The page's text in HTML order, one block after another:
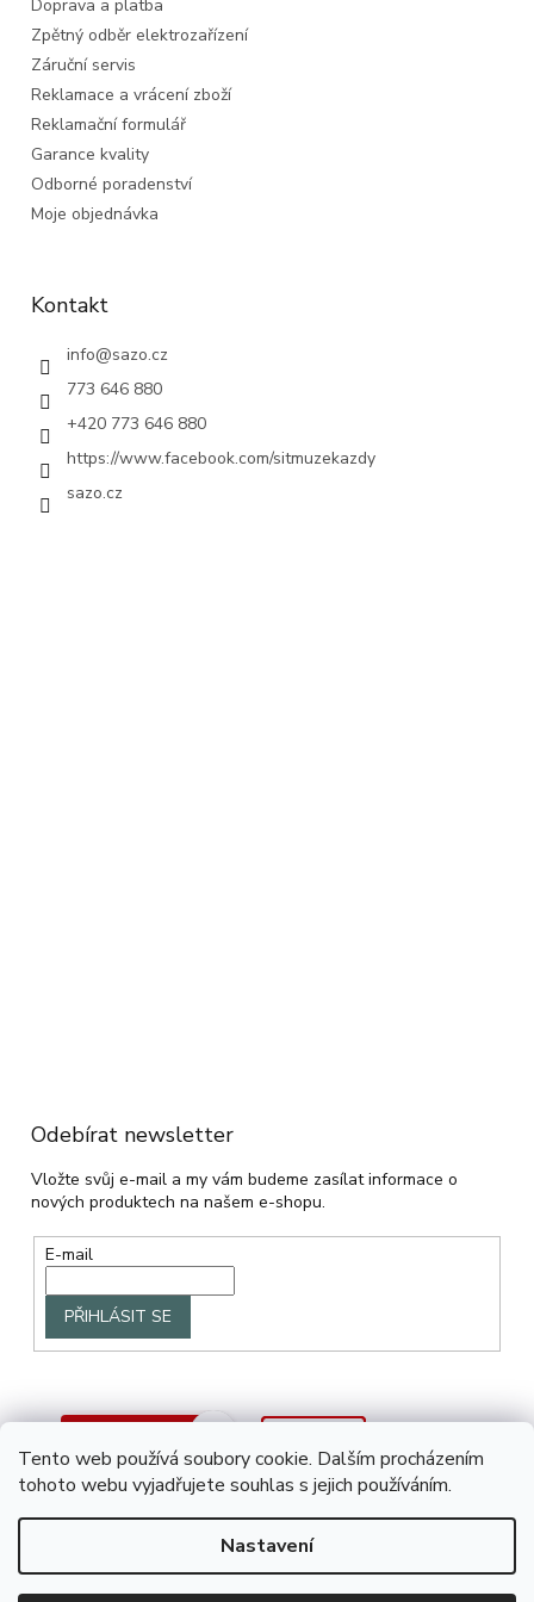
Tento web používá soubory cookie. Dalším procházením
tohoto webu vyjadřujete souhlas s jejich používáním.
Nastavení
Doprava a platba
Zpětný odběr elektrozařízení
Záruční servis
Reklamace a vrácení zboží
Reklamační formulář
Garance kvality
Odborné poradenství
Moje objednávka
Kontakt
info@sazo.cz
773 646 880
+420 773 646 880
https://www.facebook.com/sitmuzekazdy
sazo.cz
Odebírat newsletter
Vložte svůj e-mail a my vám budeme zasílat informace o
nových produktech na našem e-shopu.
E-mail
PŘIHLÁSIT SE
Vytvořil Shoptet